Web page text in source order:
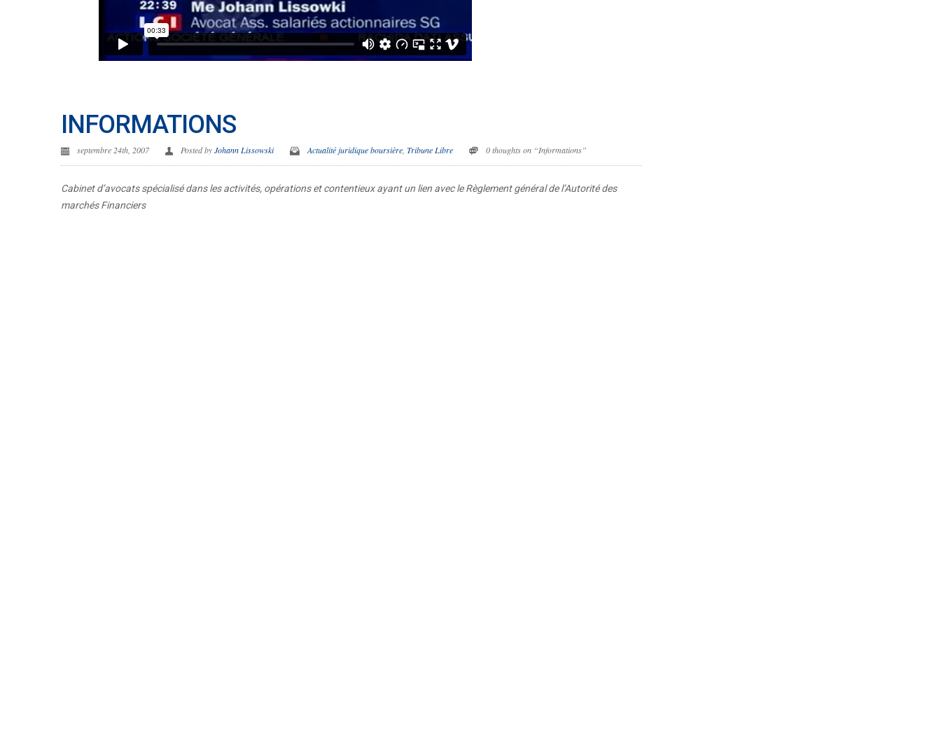
INFORMATIONS
septembre 24th, 2007 Posted byJohann Lissowski Actualité juridique boursière Tribune Libre 0 thoughts on “Informations”
Cabinet d’avocats spécialisé dans les activités, opérations et contentieux ayant un lien avec le Règlement général de l’Autorité des
marchés Financiers